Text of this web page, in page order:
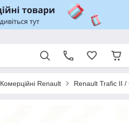
Комерційні Renault Renault Trafic II